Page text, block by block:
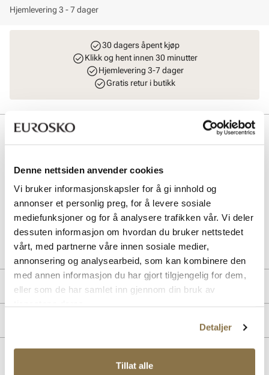
Denne nettsiden anvender cookies
Vi bruker informasjonskapsler for å gi innhold og
annonser et personlig preg, for å levere sosiale
mediefunksjoner og for å analysere trafikken vår. Vi deler
dessuten informasjon om hvordan du bruker nettstedet
vårt, med partnerne våre innen sosiale medier,
annonsering og analysearbeid, som kan kombinere den
med annen informasjon du har gjort tilgjengelig for dem,
eller som de har samlet inn gjennom din bruk av
Detaljer
Tillat alle
Hjemlevering 3 - 7 dager
30 dagers åpent kjøp
Klikk og hent innen 30 minutter
Hjemlevering 3-7 dager
Gratis retur i butikk
Beskrivelse
Group. Perfekt hverdagsveske hvor du har god plass til det meste.
en mobillomme på sidene. Justerbar skulderrem med gulldetaljer. L
= 44 cm H = 28 cm B = 11 cm.
Art. nr96247400
Lev. art. nr8964
Produktdetaljer
Lignende produkter